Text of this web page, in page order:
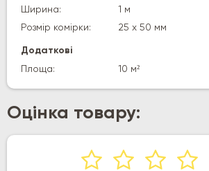
Ширина:
1 м
Розмір комірки:
25 х 50 мм
Додаткові
Площа:
10 м²
Оцінка товару: